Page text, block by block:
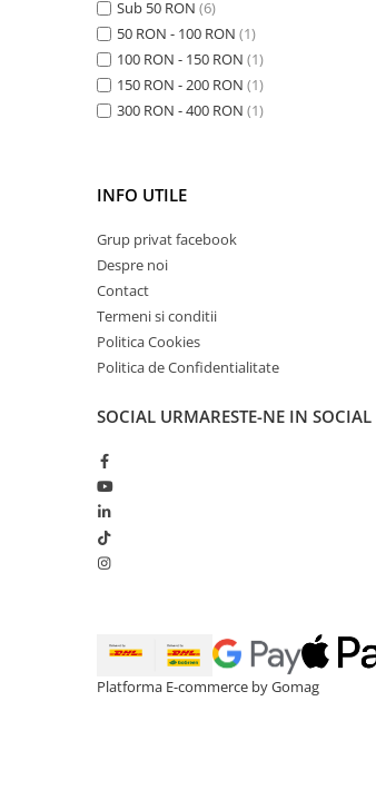
Sub 50 RON (6)
50 RON - 100 RON (1)
100 RON - 150 RON (1)
150 RON - 200 RON (1)
300 RON - 400 RON (1)
INFO UTILE
Grup privat facebook
Despre noi
Contact
Termeni si conditii
Politica Cookies
Politica de Confidentialitate
SOCIAL URMARESTE-NE IN
Platforma E-commerce by Gomag